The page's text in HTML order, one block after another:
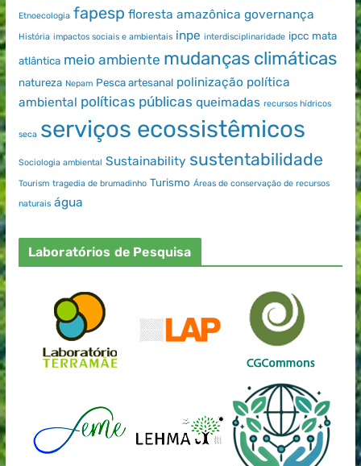
Etnoecologia fapesp floresta amazônica governança
História impactos sociais e ambientais inpe interdisciplinaridade ipcc mata
atlântica meio ambiente mudanças climáticas
natureza Nepam Pesca artesanal polinização política
ambiental políticas públicas queimadas recursos hídricos
seca serviços ecossistêmicos
Sociologia ambiental Sustainability sustentabilidade
Tourism tragedia de brumadinho Turismo Áreas de conservação de recursos
naturais água
Laboratórios de Pesquisa